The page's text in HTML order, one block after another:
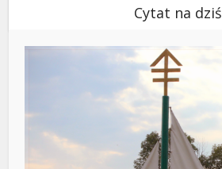
Cytat na dziś